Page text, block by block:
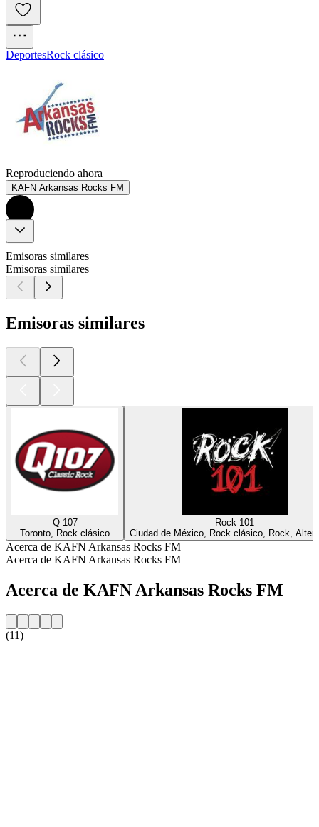
DeportesRock clásico
Reproduciendo ahora
KAFN Arkansas Rocks FM
Emisoras similares
Emisoras similares
Emisoras similares
Q 107
Toronto, Rock clásico
Rock 101
Ciudad de México, Rock clásico, Rock,
Acerca de KAFN Arkansas Rocks FM
Acerca de KAFN Arkansas Rocks FM
Acerca de KAFN Arkansas Rocks FM
(11)